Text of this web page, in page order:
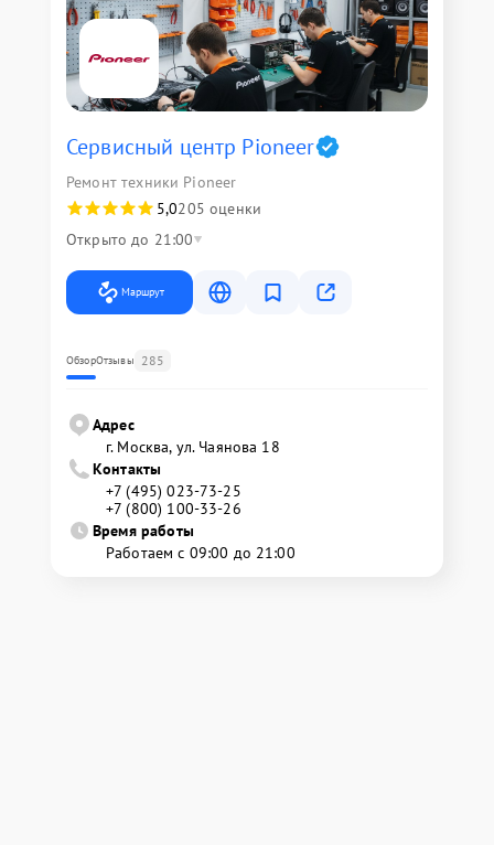
Сервисный центр Pioneer
Ремонт техники Pioneer
5,0205 оценки
Открыто до 21:00
Маршрут
ОбзорОтзывы 285
Адрес
г. Москва, ул. Чаянова 18
Контакты
+7 (495) 023-73-25
+7 (800) 100-33-26
Время работы
Работаем с 09:00 до 21:00